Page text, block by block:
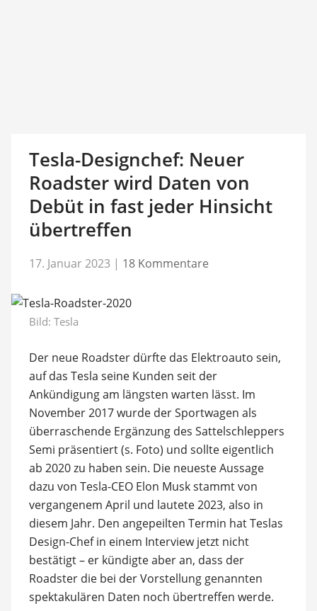
Tesla-Designchef: Neuer
Roadster wird Daten von
Debüt in fast jeder Hinsicht
übertreffen
17. Januar 2023 | 18 Kommentare
Bild: Tesla
Der neue Roadster dürfte das Elektroauto sein,
auf das Tesla seine Kunden seit der
Ankündigung am längsten warten lässt. Im
November 2017 wurde der Sportwagen als
überraschende Ergänzung des Sattelschleppers
Semi präsentiert (s. Foto) und sollte eigentlich
ab 2020 zu haben sein. Die neueste Aussage
dazu von Tesla-CEO Elon Musk stammt von
vergangenem April und lautete 2023, also in
diesem Jahr. Den angepeilten Termin hat Teslas
Design-Chef in einem Interview jetzt nicht
bestätigt – er kündigte aber an, dass der
Roadster die bei der Vorstellung genannten
spektakulären Daten noch übertreffen werde.